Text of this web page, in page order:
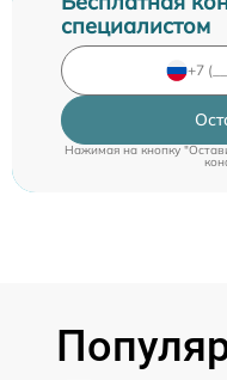
специалистом
Нажимая на кнопку